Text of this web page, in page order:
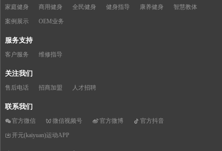
家庭健身 商用健身 全民健身 健身指导 康养健身 智慧教体
案例展示 OEM业务
服务支持
客户服务 维修指导
关注我们
售后电话 招商加盟 人才招聘
联系我们
官方微信 微信视频号 官方微博 官方抖音
开元(kaiyuan)运动APP